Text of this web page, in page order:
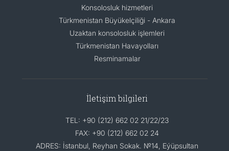
Konsolosluk hizmetleri
Türkmenistan Büyükelçiliği - Ankara
Uzaktan konsolosluk işlemleri
Türkmenistan Havayolları
Resminamalar
İletişim bilgileri
TEL: +90 (212) 662 02 21/22/23
FAX: +90 (212) 662 02 24
ADRES: İstanbul, Reyhan Sokak. №14, Eýüpsultan